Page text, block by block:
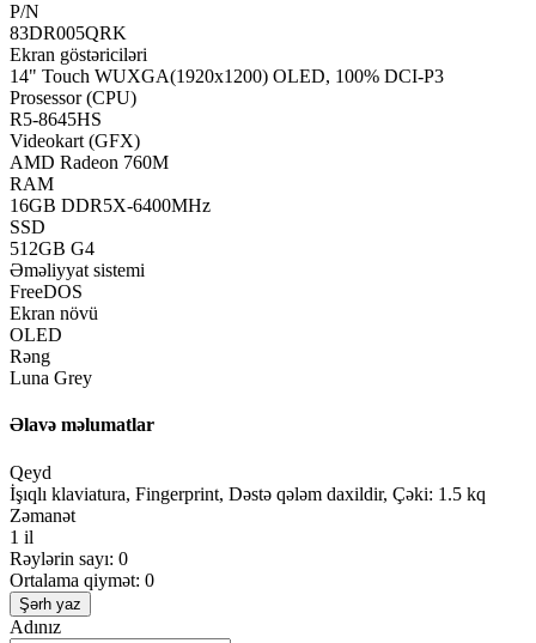
P/N
83DR005QRK
Ekran göstəriciləri
14" Touch WUXGA(1920x1200) OLED, 100% DCI-P3
Prosessor (CPU)
R5-8645HS
Videokart (GFX)
AMD Radeon 760M
RAM
16GB DDR5X-6400MHz
SSD
512GB G4
Əməliyyat sistemi
FreeDOS
Ekran növü
OLED
Rəng
Luna Grey
Əlavə məlumatlar
Qeyd
İşıqlı klaviatura, Fingerprint, Dəstə qələm daxildir, Çəki: 1.5 kq
Zəmanət
1 il
Rəylərin sayı: 0
Ortalama qiymət: 0
Şərh yaz
Adınız